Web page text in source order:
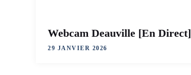
Webcam Deauville [En Direct]
29 JANVIER 2026